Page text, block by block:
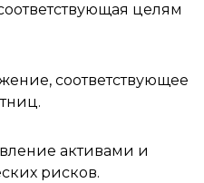
целям
соответствующее
активами и
рисков.